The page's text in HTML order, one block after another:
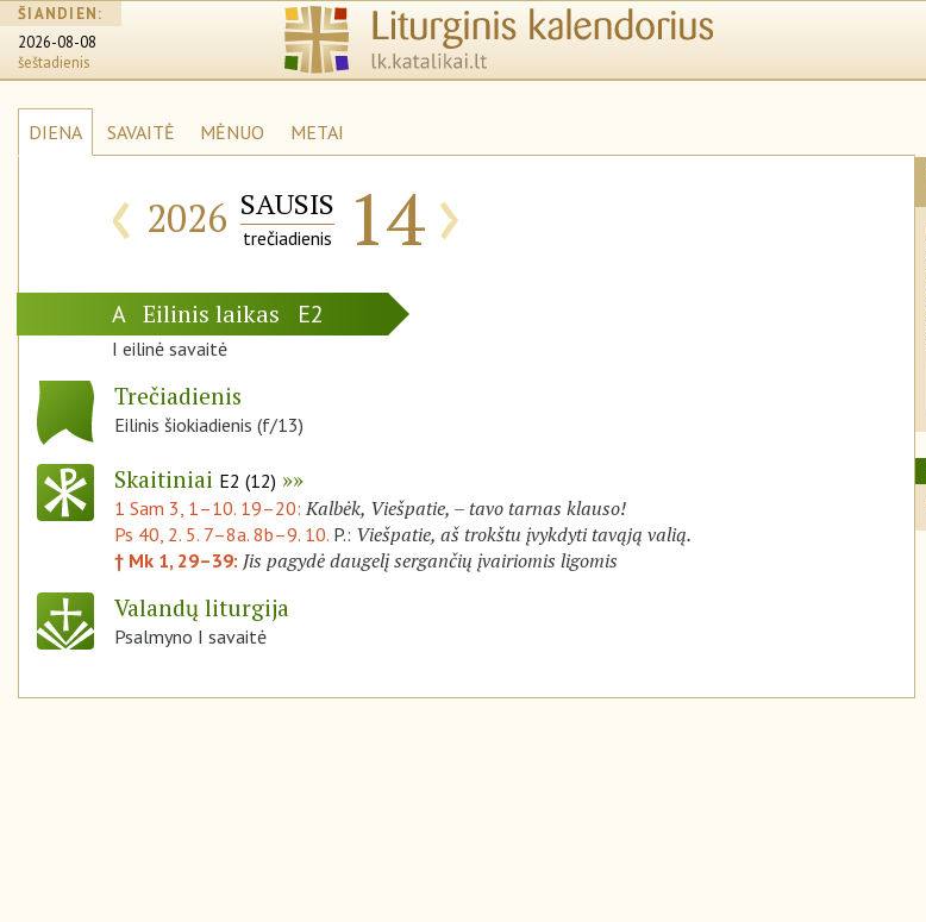
ŠIANDIEN:
2026-08-08
šeštadienis
DIENA SAVAITĖ MĖNUO METAI
‹ 2026 SAUSIS
trečiadienis 14›
A Eilinis laikas E2
I eilinė savaitė
Trečiadienis
Eilinis šiokiadienis (f/13)
Skaitiniai E2 (12)
1 Sam 3, 1–10. 19–20: Kalbėk, Viešpatie, – tavo tarnas klauso!
Ps 40, 2. 5. 7–8a. 8b–9. 10. P.: Viešpatie, aš trokštu įvykdyti tavąją valią.
† Mk 1, 29–39: Jis pagydė daugelį sergančių įvairiomis ligomis
Valandų liturgija
Psalmyno I savaitė